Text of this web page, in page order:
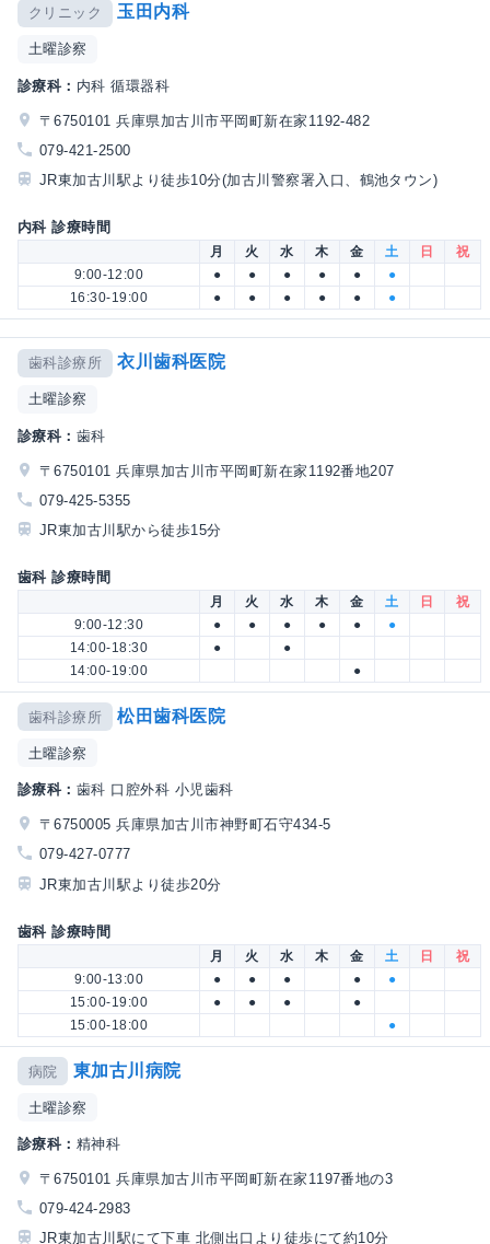
クリニック 玉田内科
土曜診察
診療科： 内科 循環器科
〒6750101 兵庫県加古川市平岡町新在家1192-482
079-421-2500
JR東加古川駅より徒歩10分(加古川警察署入口、鶴池タウン)
内科 診療時間
月 火 水 木 金 土 日
祝
9:00-12:00
● ● ● ● ●
●
16:30-19:00
● ● ● ● ● ●
歯科診療所 衣川歯科医院
土曜診察
診療科： 歯科
〒6750101 兵庫県加古川市平岡町新在家1192番地207
079-425-5355
JR東加古川駅から徒歩15分
歯科 診療時間
月 火 水 木 金 土 日
祝
9:00-12:30
● ● ● ● ●
●
14:00-18:30
●
●
14:00-19:00
●
歯科診療所 松田歯科医院
土曜診察
診療科： 歯科 口腔外科 小児歯科
〒6750005 兵庫県加古川市神野町石守434-5
079-427-0777
JR東加古川駅より徒歩20分
歯科 診療時間
月 火 水 木 金 土 日
祝
9:00-13:00
● ● ● ●
●
15:00-19:00
● ● ●
●
15:00-18:00
●
病院 東加古川病院
土曜診察
診療科： 精神科
〒6750101 兵庫県加古川市平岡町新在家1197番地の3
079-424-2983
JR東加古川駅にて下車 北側出口より徒歩にて約10分